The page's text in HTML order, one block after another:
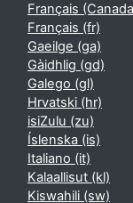
Français
Français ‎(fr)‎
Gaeilge ‎(ga)‎
Gàidhlig ‎(gd)‎
Galego ‎(gl)‎
Hrvatski ‎(hr)‎
isiZulu ‎(zu)‎
Íslenska ‎(is)‎
Italiano ‎(it)‎
Kalaallisut ‎(kl)‎
Kiswahili ‎(sw)‎